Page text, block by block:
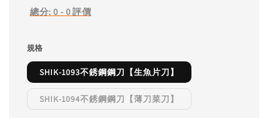
總分:0 - 0評價
規格
SHIK-1093不銹鋼鋼刀【生魚片刀】
SHIK-1094不銹鋼鋼刀【薄刀菜刀】